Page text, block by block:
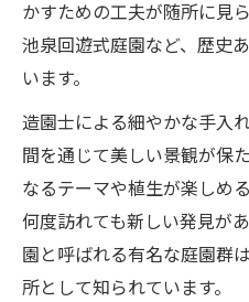
造園好きにおすす
自然と造園が共演
自宅にも生かせる東
東京都の造園か
造園技術を生かす
東京都庭園の造園
方法
かすための工夫が随所に見
池泉回遊式庭園など、歴史
います。
造園士による細やかな手入
間を通じて美しい景観が保
なるテーマや植生が楽しめ
何度訪れても新しい発見が
園と呼ばれる有名な庭園群
所として知られています。